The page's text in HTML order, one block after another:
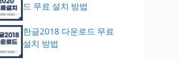
드 무료 설치 방법
한글2018 다운로드 무료
설치 방법